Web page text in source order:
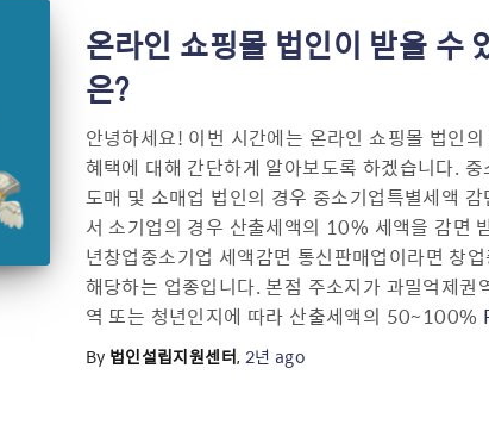
온라인 쇼핑몰 법인이 받을 수
은?
안녕하세요! 이번 시간에는 온라인 쇼핑몰 법인
혜택에 대해 간단하게 알아보도록 하겠습니다.
도매 및 소매업 법인의 경우 중소기업특별세액
서 소기업의 경우 산출세액의 10% 세액을 감면
년창업중소기업 세액감면 통신판매업이라면 창
해당하는 업종입니다. 본점 주소지가 과밀억제권
역 또는 청년인지에 따라 산출세액의 50~100%
By 법인설립지원센터, 2년 ago